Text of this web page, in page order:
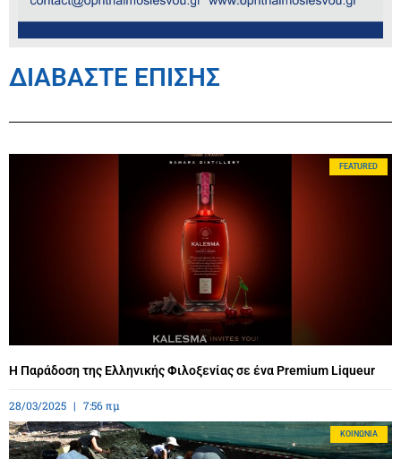
ΔΙΑΒΑΣΤΕ ΕΠΙΣΗΣ
FEATURED
Η Παράδοση της Ελληνικής Φιλοξενίας σε ένα Premium Liqueur
28/03/2025 7:56 πμ
ΚΟΙΝΩΝΊΑ